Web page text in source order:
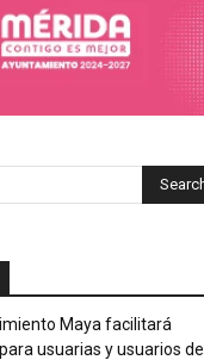
Maya facilitará
usuarias y usuarios del